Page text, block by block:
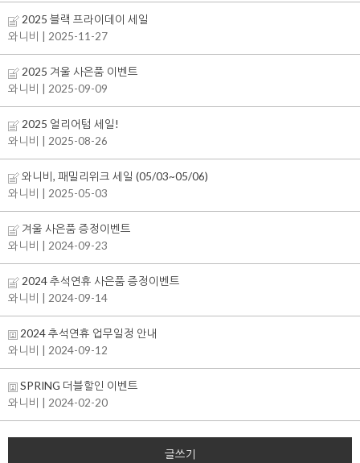
통해
2025 블랙 프라이데이 세일
와니비
| 2025-11-27
2025 겨울 사은품 이벤트
와니비
| 2025-09-09
2025 얼리어텀 세일!
와니비
| 2025-08-26
와니비, 패밀리위크 세일 (05/03~05/06)
와니비
| 2025-05-03
겨울 사은품 증정이벤트
와니비
| 2024-09-23
2024 추석연휴 사은품 증정이벤트
와니비
| 2024-09-14
2024 추석연휴 업무일정 안내
와니비
| 2024-09-12
SPRING 더블할인 이벤트
와니비
| 2024-02-20
글쓰기